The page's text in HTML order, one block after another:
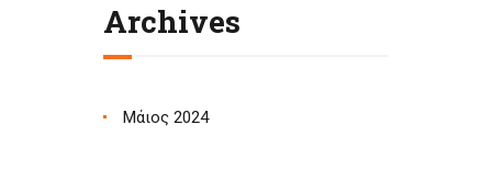
Archives
Μάιος 2024